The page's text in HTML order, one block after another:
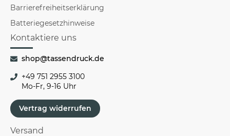
Barrierefreiheitserklärung
Batteriegesetzhinweise
Kontaktiere uns
shop@tassendruck.de
+49 751 2955 3100
Mo-Fr, 9-16 Uhr
Vertrag widerrufen
Versand